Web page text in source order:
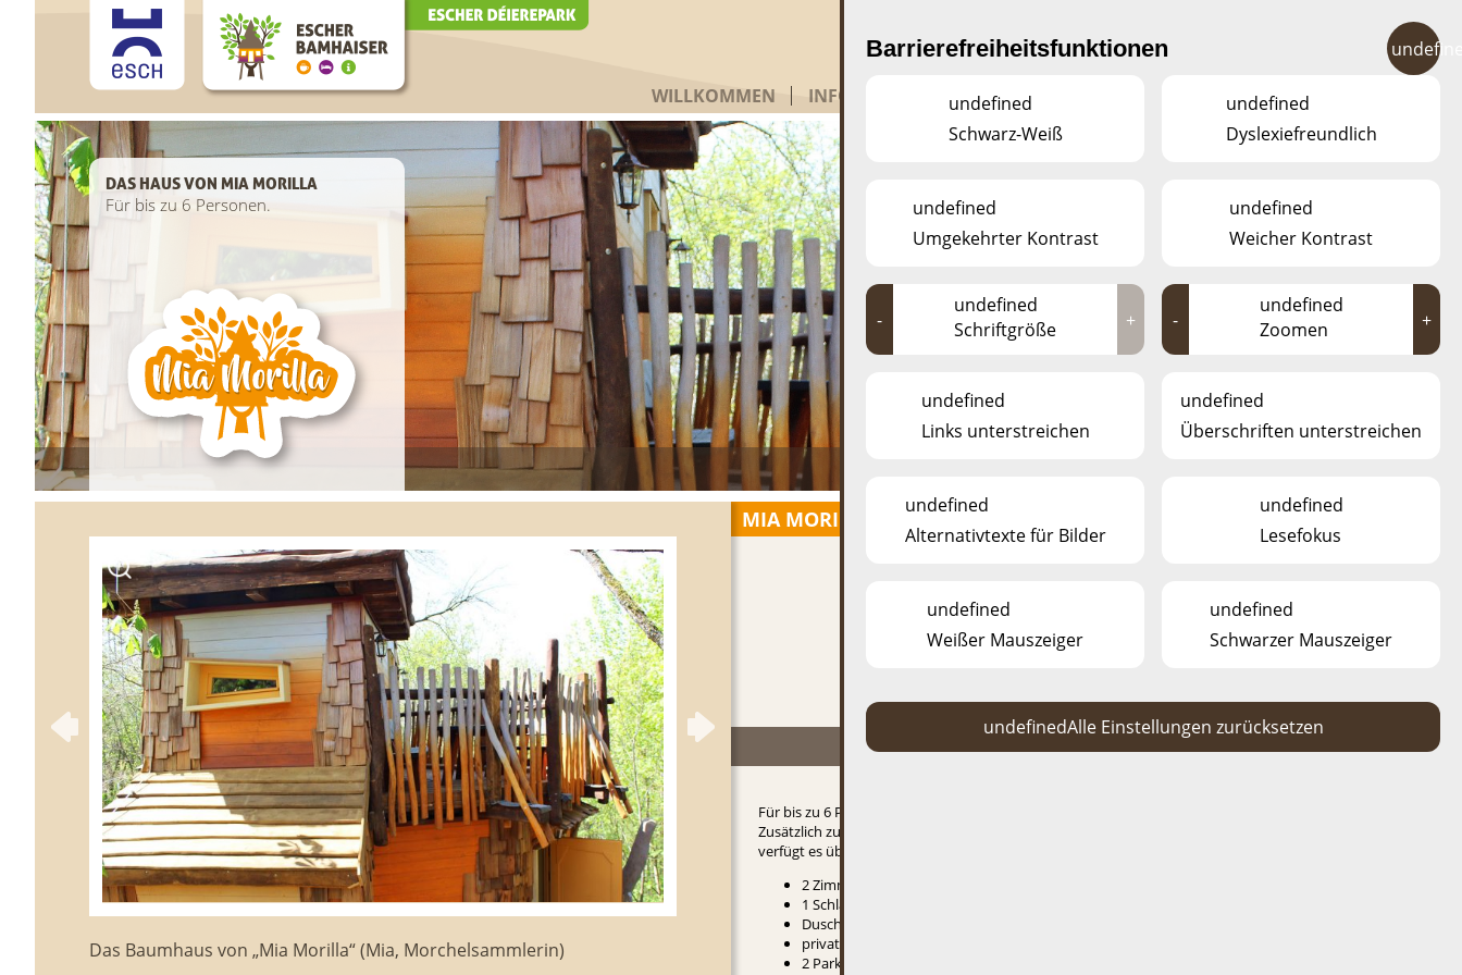
LU
WILLKOMMEN INFOS BAMHAISER CAFÉ
DAS HAUS VON MIA MORILLA
Für bis zu 6 Personen.
Das Baumhaus von „Mia Morilla“ (Mia, Morchelsammlerin)
MIA MORILLA
VERFÜGBARKEIT,PREISE & BUCHUNG
Für bis zu 6 Personen.
Zusätzlich zu der unter
verfügt es über:
2 Zimmer mit Doppelbett
1 Schlafzimmer mit Stockbett
Duschraum mit WC
private, möblierte Terrasse
2 Parkplätze – außerhalb des Parks (150 m)
Barrierefreiheitsfunktionen
undefined
Schwarz-Weiß
undefined
Dyslexiefreundlich
undefined
Umgekehrter Kontrast
undefined
Weicher Kontrast
-
undefined
Schriftgröße
+ -
undefined
Zoomen
+
undefined
Links unterstreichen
undefined
Überschriften unterstreichen
undefined
Alternativtexte für Bilder
undefined
Lesefokus
undefined
Weißer Mauszeiger
undefined
Schwarzer Mauszeiger
undefinedAlle Einstellungen zurücksetzen